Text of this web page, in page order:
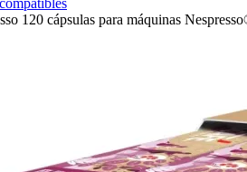
120 cápsulas para máquinas